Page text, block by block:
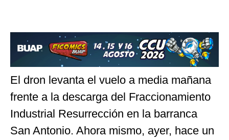
El dron levanta el vuelo a media mañana
frente a la descarga del Fraccionamiento
Industrial Resurrección en la barranca
San Antonio. Ahora mismo, ayer, hace un